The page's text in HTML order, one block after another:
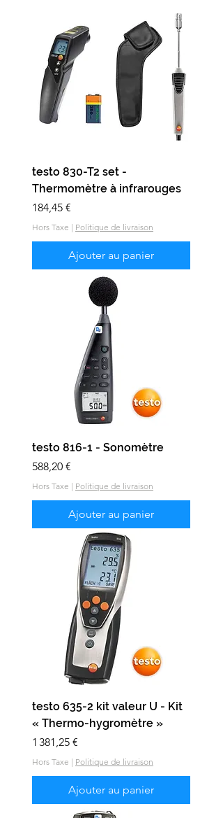
testo 830-T2 set -
Thermomètre à infrarouges
Prix
184,45 €
Hors Taxe | Politique de livraison
Ajouter au panier
testo 816-1 - Sonomètre
Prix
588,20 €
Hors Taxe | Politique de livraison
Ajouter au panier
testo 635-2 kit valeur U - Kit
« Thermo-hygromètre »
Prix
1 381,25 €
Hors Taxe | Politique de livraison
Ajouter au panier